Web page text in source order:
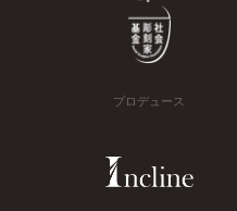
プロデュース